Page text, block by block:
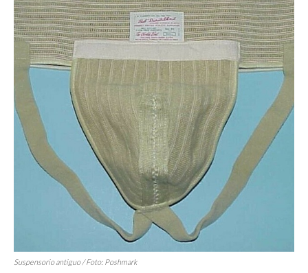
Suspensorio antiguo / Foto: Poshmark